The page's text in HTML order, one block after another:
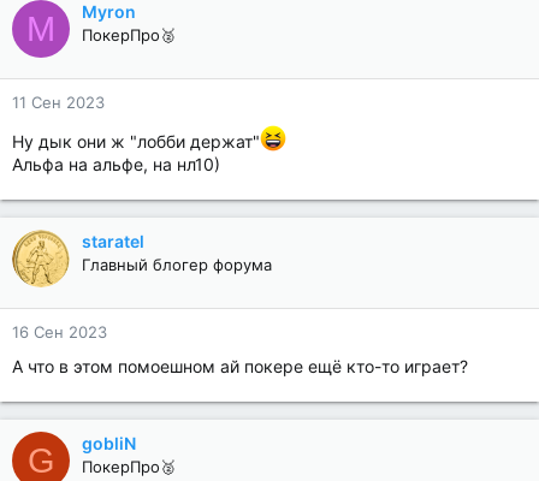
M Myron
ПокерПро🥈
11 Сен 2023
Ну дык они ж "лобби держат"
Альфа на альфе, на нл10)
staratel
Главный блогер форума
16 Сен 2023
А что в этом помоешном ай покере ещё кто-то играет?
G gobliN
ПокерПро🥈